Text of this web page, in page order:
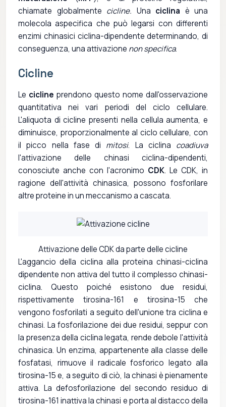
chiamate globalmente cicline. Una ciclina è una
molecola aspecifica che può legarsi con differenti
enzimi chinasici ciclina-dipendente determinando, di
conseguenza, una attivazione non specifica.
Cicline
Le cicline prendono questo nome dall'osservazione
quantitativa nei vari periodi del ciclo cellulare.
L'aliquota di cicline presenti nella cellula aumenta, e
diminuisce, proporzionalmente al ciclo cellulare, con
il picco nella fase di mitosi. La ciclina coadiuva
l'attivazione delle chinasi ciclina-dipendenti,
conosciute anche con l'acronimo CDK. Le CDK, in
ragione dell'attività chinasica, possono fosforilare
altre proteine in un meccanismo a cascata.
Attivazione delle CDK da parte delle cicline
L'aggancio della ciclina alla proteina chinasi-ciclina
dipendente non attiva del tutto il complesso chinasi-
ciclina. Questo poiché esistono due residui,
rispettivamente tirosina-161 e tirosina-15 che
vengono fosforilati a seguito dell'unione tra ciclina e
chinasi. La fosforilazione dei due residui, seppur con
la presenza della ciclina legata, rende debole l'attività
chinasica. Un enzima, appartenente alla classe delle
fosfatasi, rimuove il radicale fosforico legato alla
tirosina-15 e, a seguito di ciò, la chinasi è pienamente
attiva. La defosforilazione del secondo residuo di
tirosina-161 inattiva la chinasi e porta al distacco della